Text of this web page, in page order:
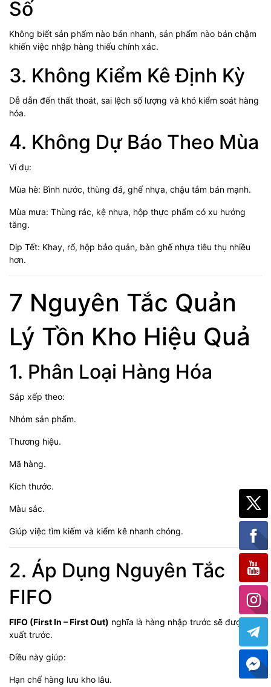
Số
Không biết sản phẩm nào bán nhanh, sản phẩm nào bán chậm
khiến việc nhập hàng thiếu chính xác.
3. Không Kiểm Kê Định Kỳ
Dễ dẫn đến thất thoát, sai lệch số lượng và khó kiểm soát hàng
hóa.
4. Không Dự Báo Theo Mùa
Ví dụ:
Mùa hè: Bình nước, thùng đá, ghế nhựa, chậu tắm bán mạnh.
Mùa mưa: Thùng rác, kệ nhựa, hộp thực phẩm có xu hướng
tăng.
Dịp Tết: Khay, rổ, hộp bảo quản, bàn ghế nhựa tiêu thụ nhiều
hơn.
7 Nguyên Tắc Quản
Lý Tồn Kho Hiệu Quả
1. Phân Loại Hàng Hóa
Sắp xếp theo:
Nhóm sản phẩm.
Thương hiệu.
Mã hàng.
Kích thước.
Màu sắc.
Giúp việc tìm kiếm và kiểm kê nhanh chóng.
2. Áp Dụng Nguyên Tắc
FIFO
FIFO (First In – First Out) nghĩa là hàng nhập trước sẽ được
xuất trước.
Điều này giúp:
Hạn chế hàng lưu kho lâu.